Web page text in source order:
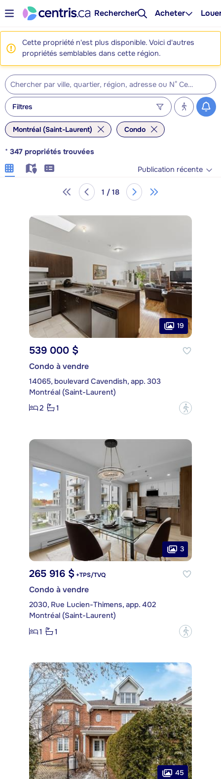
Rechercher Acheter
Cette propriété n'est plus disponible. Voici d'autres
propriétés semblables dans cette région.
Filtres
Montréal (Saint-Laurent) Condo
* 347 propriétés trouvées
Publication récente
1 / 18
19
539 000 $
Condo à vendre
14065, boulevard Cavendish, app. 303
Montréal (Saint-Laurent)
2
1 ?
3
265 916 $ +TPS/TVQ
Condo à vendre
2030, Rue Lucien-Thimens, app. 402
Montréal (Saint-Laurent)
1
1 ?
45